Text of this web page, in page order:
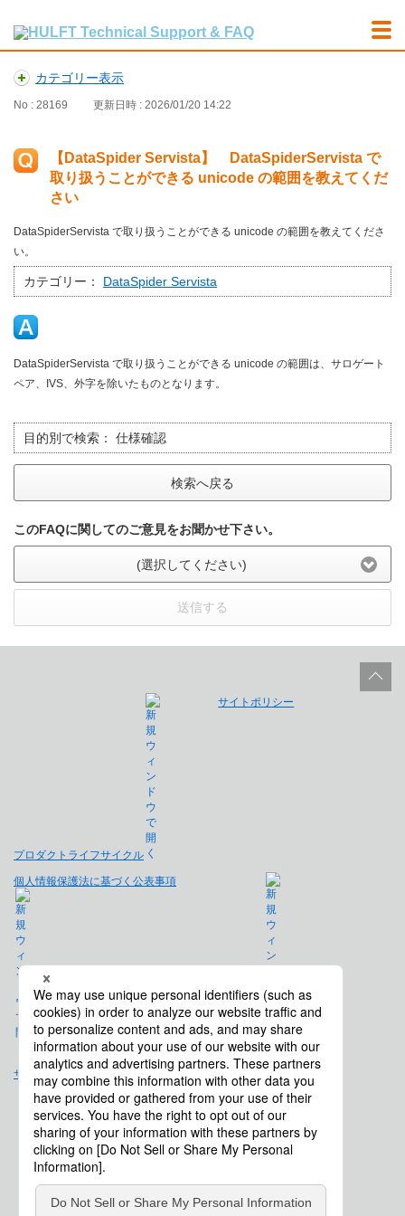
カテゴリー表示
No : 28169 更新日時 : 2026/01/20 14:22
【DataSpider Servista】 DataSpiderServista で
取り扱うことができる unicode の範囲を教えてくだ
さい
DataSpiderServista で取り扱うことができる unicode の範囲を教えてくださ
い。
カテゴリー： DataSpider Servista
DataSpiderServista で取り扱うことができる unicode の範囲は、サロゲート
ペア、IVS、外字を除いたものとなります。
目的別で検索： 仕様確認
検索へ戻る
このFAQに関してのご意見をお聞かせ下さい。
(選択してください)
送信する
プロダクトライフサイクル
サイトポリシー
個人情報保護法に基づく公表事項
免責事項
サイトマップ